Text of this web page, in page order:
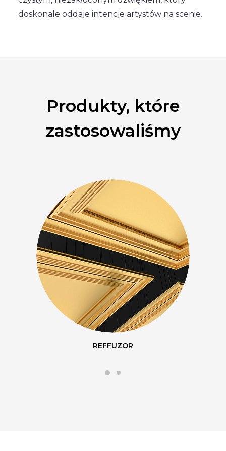
doskonale oddaje intencje artystów na scenie.
Produkty, które
zastosowaliśmy
UP-SORBER ROLL